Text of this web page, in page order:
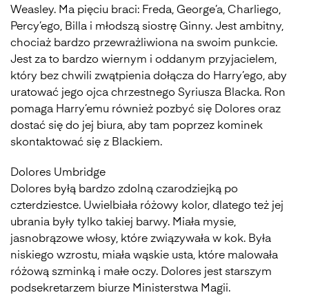
Weasley. Ma pięciu braci: Freda, George’a, Charliego,
Percy’ego, Billa i młodszą siostrę Ginny. Jest ambitny,
chociaż bardzo przewrażliwiona na swoim punkcie.
Jest za to bardzo wiernym i oddanym przyjacielem,
który bez chwili zwątpienia dołącza do Harry’ego, aby
uratować jego ojca chrzestnego Syriusza Blacka. Ron
pomaga Harry’emu również pozbyć się Dolores oraz
dostać się do jej biura, aby tam poprzez kominek
skontaktować się z Blackiem.
Dolores Umbridge
Dolores byłą bardzo zdolną czarodziejką po
czterdziestce. Uwielbiała różowy kolor, dlatego też jej
ubrania były tylko takiej barwy. Miała mysie,
jasnobrązowe włosy, które związywała w kok. Była
niskiego wzrostu, miała wąskie usta, które malowała
różową szminką i małe oczy. Dolores jest starszym
podsekretarzem biurze Ministerstwa Magii.